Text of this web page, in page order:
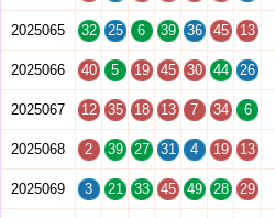
2025065 32 25 6 39 36 45 13
2025066 40 5 19 45 30 44 26
2025067 12 35 18 13 7 34 6
2025068 2 39 27 31 4 19 13
2025069 3 21 33 45 49 28 29